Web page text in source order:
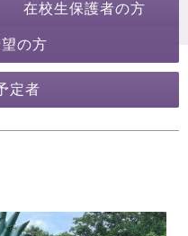
在校生保護者の方
の方
定者